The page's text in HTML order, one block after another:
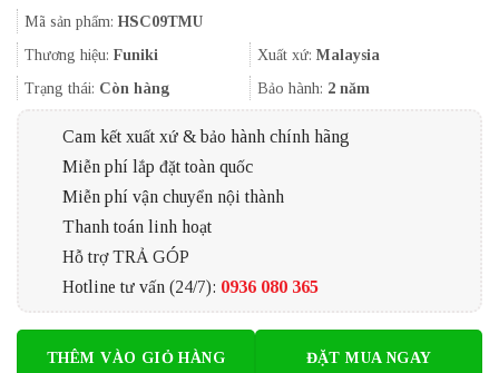
5.990.000₫.là:
4.740.000₫.
Mã sản phẩm: HSC09TMU
Thương hiệu: Funiki Xuất xứ: Malaysia
Trạng thái: Còn hàng Bảo hành: 2 năm
Cam kết xuất xứ & bảo hành chính hãng
Miễn phí lắp đặt toàn quốc
Miễn phí vận chuyển nội thành
Thanh toán linh hoạt
Hỗ trợ TRẢ GÓP
Hotline tư vấn (24/7): 0936 080 365
THÊM VÀO GIỎ HÀNG ĐẶT MUA NGAY